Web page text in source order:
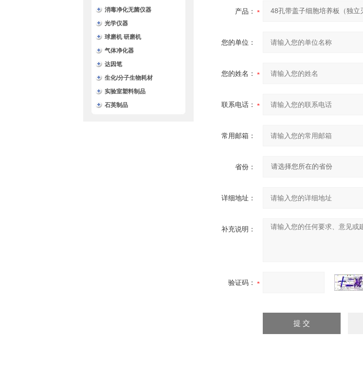
消毒净化无菌仪器
光学仪器
球磨机 研磨机
气体净化器
达因笔
生化/分子生物耗材
实验室塑料制品
石英制品
产品：
您的单位：
您的姓名：
联系电话：
常用邮箱：
省份：
详细地址：
补充说明：
验证码：